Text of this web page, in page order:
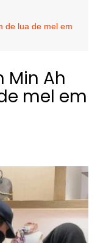
de lua de mel em
Min Ah
mel em